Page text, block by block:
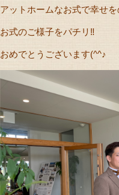
アットホームなお式で幸せ
お式のご様子をパチリ‼
おめでとうございます(^^♪